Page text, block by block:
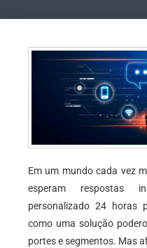
Em um mundo cada vez
esperam respostas
personalizado 24 horas
como uma solução
portes e segmentos. Mas